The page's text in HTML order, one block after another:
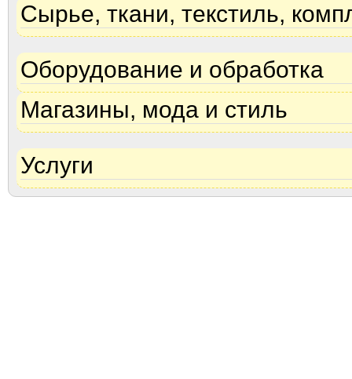
Сырье, ткани, текстиль,
Оборудование и обработка
Магазины, мода и стиль
Услуги